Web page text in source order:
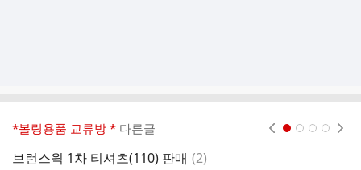
*볼링용품 교류방 * 다른글
브런스윅 1차 티셔츠(110) 판매 댓
(2)